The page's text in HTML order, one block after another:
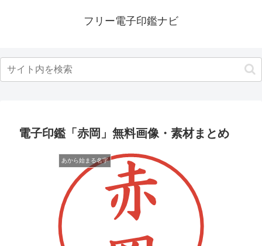
フリー電子印鑑ナビ
電子印鑑「赤岡」無料画像・素材まとめ
あから始まる名字